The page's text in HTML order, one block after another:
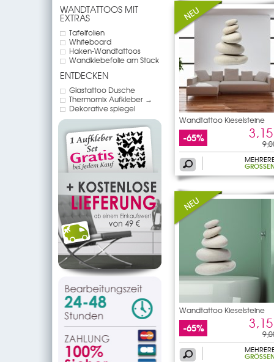
WANDTATTOOS MIT
EXTRAS
Tafelfolien
Whiteboard
Haken-Wandtattoos
Wandklebefolie am Stück
ENTDECKEN
Glastattoo Dusche
Thermomix Aufkleber →
Dekorative spiegel
Wandtattoo Kieselsteine
-65%
GRÖSSEN
Wandtattoo Kieselsteine
-65%
GRÖSSEN